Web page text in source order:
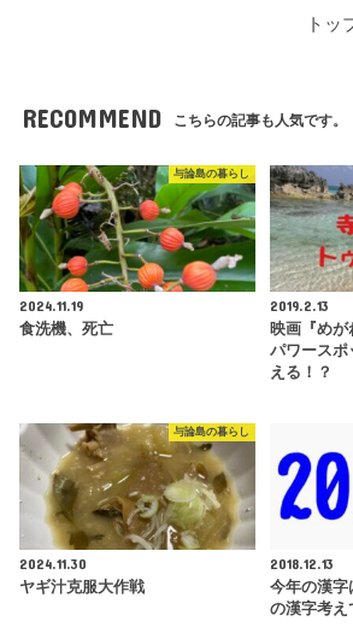
トッ
RECOMMEND こちらの記事も人気です。
与論島の暮らし
2024.11.19
食洗機、死亡
2019.2.13
映画『めが
パワースポ
える！？
与論島の暮らし
2024.11.30
ヤギ汁克服大作戦
2018.12.13
今年の漢字
の漢字考え